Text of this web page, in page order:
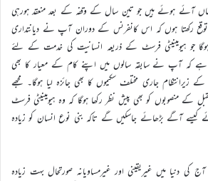
آئے ہوئے ہیں جو تین سال کے وقفہ کے بعد منعقد ہورہی
رکھتا ہوں کہ اس کانفرنس کے دوران آپ نے دیانتداری
جو ہیومینیٹی فرسٹ کے ذریعہ انسانیت کی خدمت کے لئے
ہے کہ آپ نے سابقہ سالوں میں اپنے کام کے معیار کا بھی
کے زیرانتظام جاری مختلف سکیموں کا بھی جائزہ لیا ہوگا۔ مجھے
منصوبوں کو بھی پیش نظر رکھا ہوگا کہ وہ ہیومینیٹی فرسٹ
کیسے آگے بڑھائے جاسکیں گے تاکہ بنی نوع انسان کو زیادہ
آج کی دنیا میں غیریقینی اور غیرمساویانہ صورتحال بہت زیادہ